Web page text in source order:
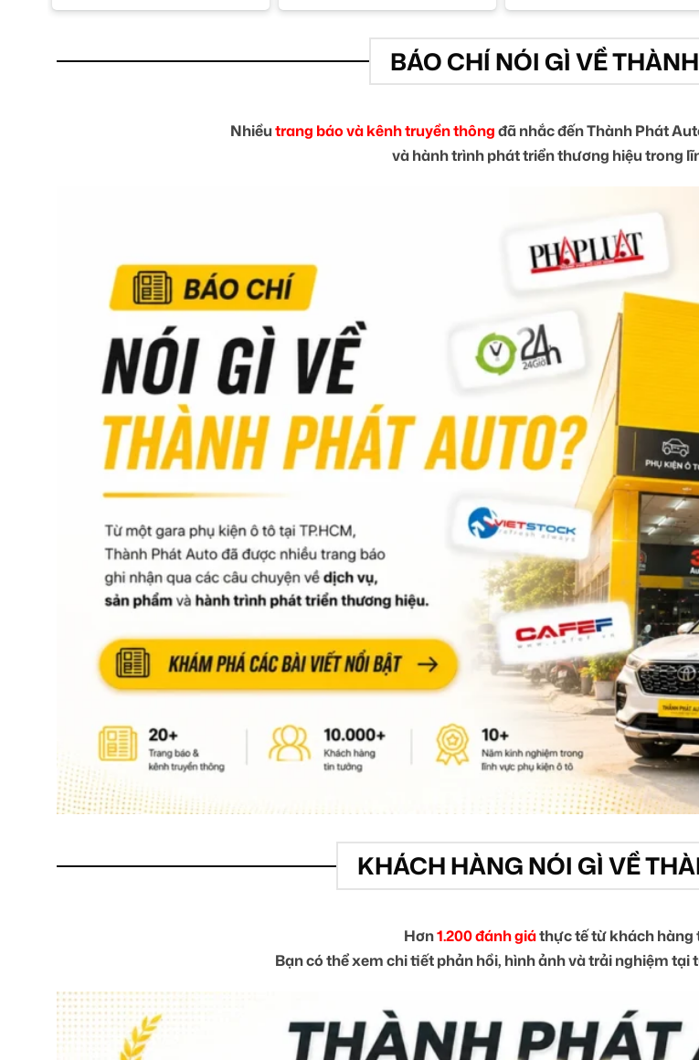
BÁO CHÍ NÓI GÌ VỀ
Nhiềutrang báo và kênh truyền thôngđã nhắc đến Thành Phát
và hành trình phát triển thương hiệu trong
KHÁCH HÀNG NÓI GÌ VỀ
Hơn1.200 đánh giáthực tế từ khách hàng
Bạn có thể xem chi tiết phản hồi, hình ảnh và trải nghiệm